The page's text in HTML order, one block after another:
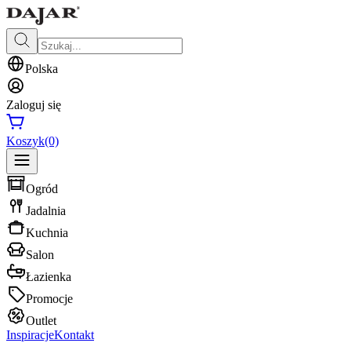
Polska
Zaloguj się
Koszyk(0)
Ogród
Jadalnia
Kuchnia
Salon
Łazienka
Promocje
Outlet
InspiracjeKontakt